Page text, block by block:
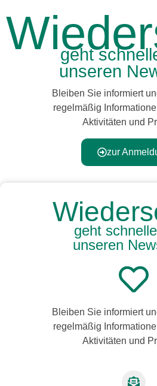
geht
unseren
Bleiben Sie informiert
regelmäßig
Aktivitäten und
zur
geht
unseren
Bleiben Sie informiert
regelmäßig
Aktivitäten und